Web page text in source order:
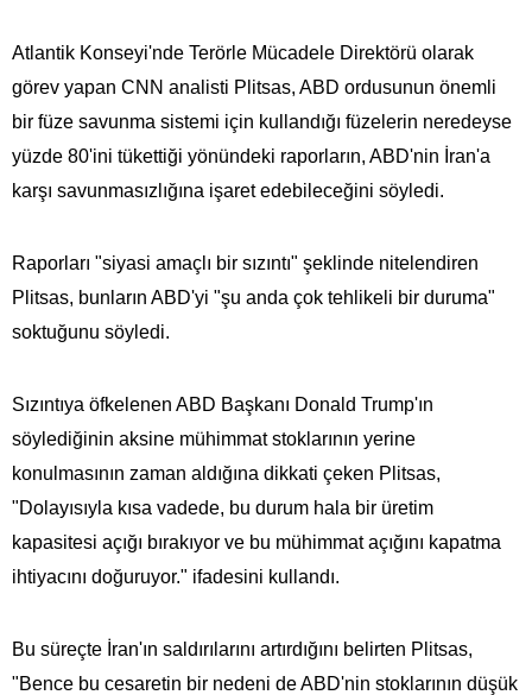
Atlantik Konseyi'nde Terörle Mücadele Direktörü olarak
görev yapan CNN analisti Plitsas, ABD ordusunun önemli
bir füze savunma sistemi için kullandığı füzelerin neredeyse
yüzde 80'ini tükettiği yönündeki raporların, ABD'nin İran'a
karşı savunmasızlığına işaret edebileceğini söyledi.
Raporları "siyasi amaçlı bir sızıntı" şeklinde nitelendiren
Plitsas, bunların ABD'yi "şu anda çok tehlikeli bir duruma"
soktuğunu söyledi.
Sızıntıya öfkelenen ABD Başkanı Donald Trump'ın
söylediğinin aksine mühimmat stoklarının yerine
konulmasının zaman aldığına dikkati çeken Plitsas,
"Dolayısıyla kısa vadede, bu durum hala bir üretim
kapasitesi açığı bırakıyor ve bu mühimmat açığını kapatma
ihtiyacını doğuruyor." ifadesini kullandı.
Bu süreçte İran'ın saldırılarını artırdığını belirten Plitsas,
"Bence bu cesaretin bir nedeni de ABD'nin stoklarının düşük